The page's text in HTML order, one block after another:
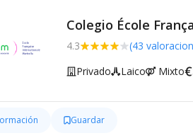
Colegio École
4.3 (43
Privado Laico Mixto
Guardar